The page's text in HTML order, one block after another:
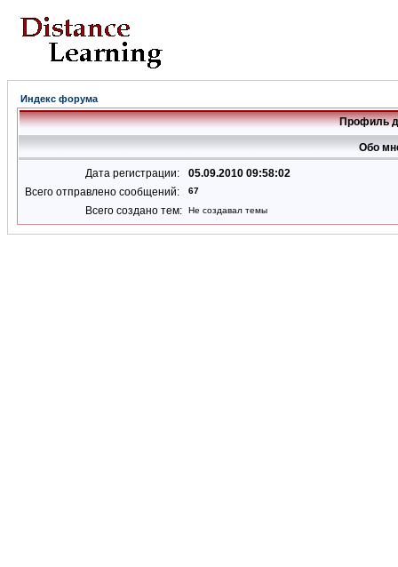
Индекс форума
Профиль
Обо
Дата регистрации:
05.09.2010 09:58:02
Всего отправлено сообщений:
67
Всего создано тем: Не создавал темы